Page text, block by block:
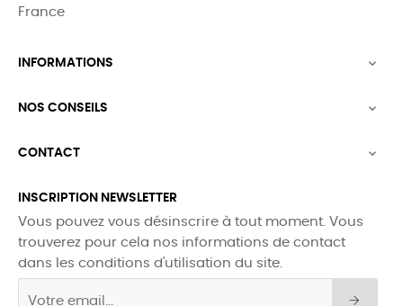
France
INFORMATIONS 
NOS CONSEILS 
CONTACT 
INSCRIPTION NEWSLETTER
Vous pouvez vous désinscrire à tout moment. Vous
trouverez pour cela nos informations de contact
dans les conditions d'utilisation du site.